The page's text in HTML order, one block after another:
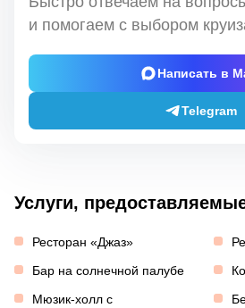
и помогаем с выбором
Написать в
Telegram
Услуги,
Ресторан «Джаз»
Бар на солнечной палубе
Мюзик-холл с